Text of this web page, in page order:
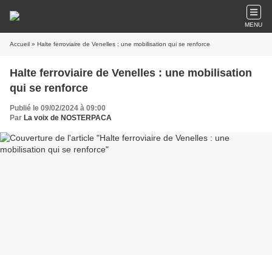
MENU
Accueil » Halte ferroviaire de Venelles : une mobilisation qui se renforce
Halte ferroviaire de Venelles : une mobilisation
qui se renforce
Publié le 09/02/2024 à 09:00
Par La voix de NOSTERPACA